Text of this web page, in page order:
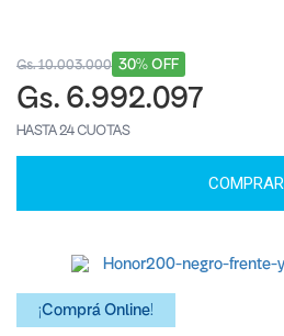
30% OFF
Gs. 10.003.000
Gs. 6.992.097
HASTA 24 CUOTAS
COMPRAR
¡Comprá Online!